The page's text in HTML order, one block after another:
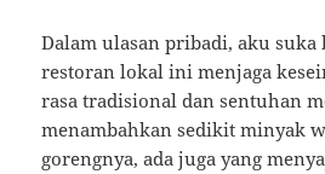
Dalam ulasan pribadi, aku suka
restoran lokal ini menjaga
rasa tradisional dan sentuhan
menambahkan sedikit minyak
gorengnya, ada juga yang